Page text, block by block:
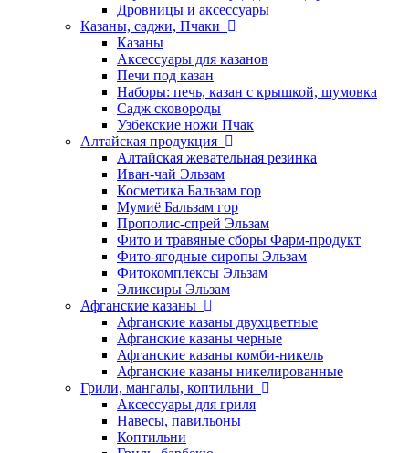
Дровницы и аксессуары
Казаны, саджи, Пчаки
Казаны
Аксессуары для казанов
Печи под казан
Наборы: печь, казан с крышкой, шумовка
Садж сковороды
Узбекские ножи Пчак
Алтайская продукция
Алтайская жевательная резинка
Иван-чай Эльзам
Косметика Бальзам гор
Мумиё Бальзам гор
Прополис-спрей Эльзам
Фито и травяные сборы Фарм-продукт
Фито-ягодные сиропы Эльзам
Фитокомплексы Эльзам
Эликсиры Эльзам
Афганские казаны
Афганские казаны двухцветные
Афганские казаны черные
Афганские казаны комби-никель
Афганские казаны никелированные
Грили, мангалы, коптильни
Аксессуары для гриля
Навесы, павильоны
Коптильни